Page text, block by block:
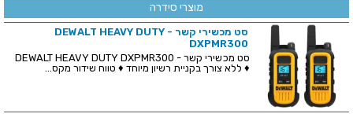
מוצרי סידרה
סט מכשירי קשר - DEWALT HEAVY DUTY
DXPMR300
♦ ללא צורך בקניית רשיון מיוחד ♦ טווח שידור מקס...